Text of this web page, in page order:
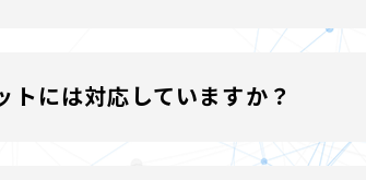
ー等、幅広く導入頂いております。
能なため、模擬試験等テストラーニング的
には対応していますか？